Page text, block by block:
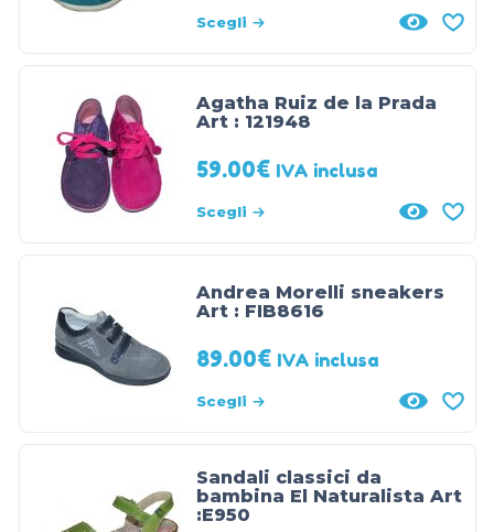
Scegli
Agatha Ruiz de la Prada
Art : 121948
59.00€ IVA inclusa
Scegli
Andrea Morelli sneakers
Art : FIB8616
89.00€ IVA inclusa
Scegli
Sandali classici da
bambina El Naturalista Art
:E950